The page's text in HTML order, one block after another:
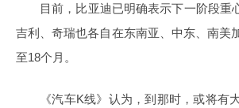
目前，比亚迪已明确表示下一阶段
吉利、奇瑞也各自在东南亚、中东、南美
至18个月。
《汽车K线》认为，到那时，或将